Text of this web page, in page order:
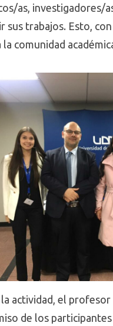
as, investigadores/
sus trabajos. Esto,
comunidad
actividad, el
de los participantes